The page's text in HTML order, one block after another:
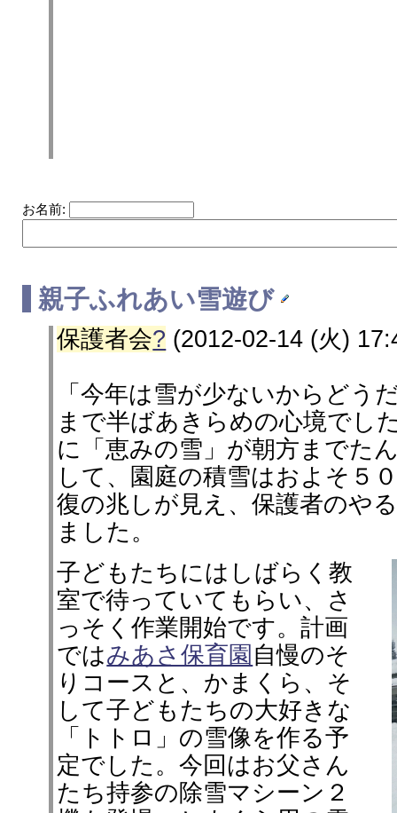
お名前:
親子ふれあい雪遊び
保護者会? (2012-02-14 (火)
「今年は雪が少ないからどう
まで半ばあきらめの心境でし
に「恵みの雪」が朝方までた
して、園庭の積雪はおよそ５
復の兆しが見え、保護者のや
ました。
子どもたちにはしばらく教
室で待っていてもらい、さ
っそく作業開始です。計画
ではみあさ保育園 自慢のそ
りコースと、かまくら、そ
して子どもたちの大好きな
「トトロ」の雪像を作る予
定でした。今回はお父さん
たち持参の除雪マシーン２